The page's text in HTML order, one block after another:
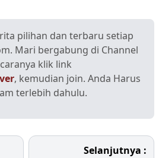
pilihan dan terbaru setiap
Mari bergabung di Channel
klik link
, kemudian join. Anda Harus
terlebih dahulu.
Selanjutnya :